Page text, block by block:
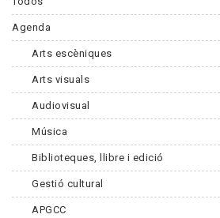
Agenda
Arts escèniques
Arts visuals
Audiovisual
Música
Biblioteques, llibre i edició
Gestió cultural
APGCC